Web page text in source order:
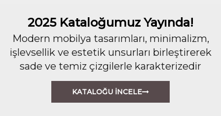
2025 Kataloğumuz Yayında!
Modern mobilya tasarımları, minimalizm,
işlevsellik ve estetik unsurları birleştirerek
sade ve temiz çizgilerle karakterizedir
KATALOĞU İNCELE